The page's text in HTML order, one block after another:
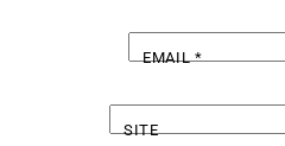
EMAIL*
SITE